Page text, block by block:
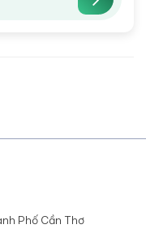
Phố Cần Thơ